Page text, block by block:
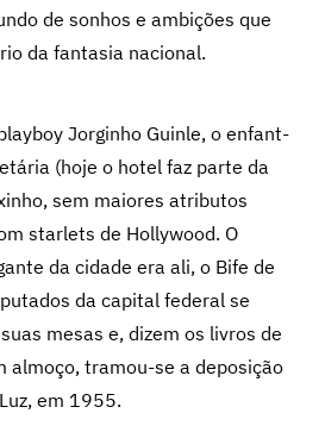
de sonhos e ambições que
da fantasia nacional.
Jorginho Guinle, o enfant-
(hoje o hotel faz parte da
sem maiores atributos
starlets de Hollywood. O
da cidade era ali, o Bife de
da capital federal se
mesas e, dizem os livros de
almoço, tramou-se a deposição
em 1955.